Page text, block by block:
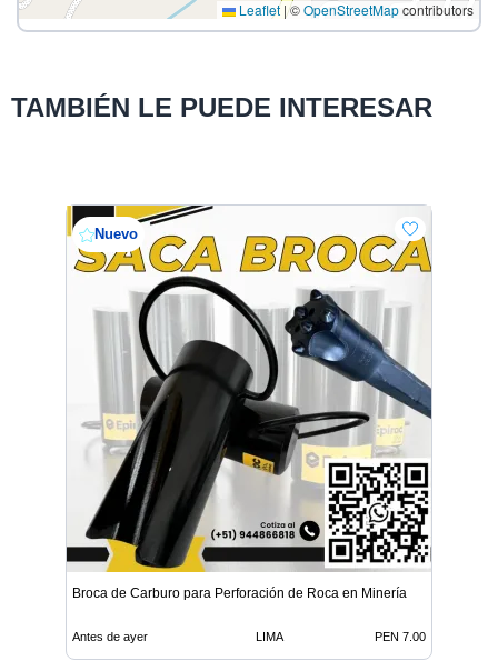
Leaflet |©OpenStreetMapcontributors
TAMBIÉN LE PUEDE INTERESAR
Nuevo
Broca de Carburo para Perforación de Roca en Minería
Antes de ayer LIMA PEN 7.00